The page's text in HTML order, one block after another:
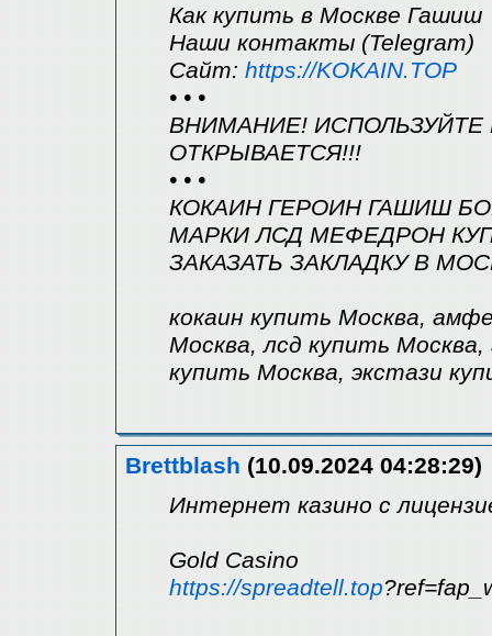
Как купить в Москве Гашиш
Наши контакты (Telegram)
Сайт: https://KOKAIN.TOP
• • •
ВНИМАНИЕ!
ОТКРЫВАЕТСЯ!!!
• • •
КОКАИН ГЕРОИН ГАШИШ
МАРКИ ЛСД МЕФЕДРОН
ЗАКАЗАТЬ ЗАКЛАДКУ В
кокаин купить Москва,
Москва, лсд купить
купить Москва, экстази
Brettblash (10.09.2024 04:28:29)
Интернет казино с
Gold Casino
https://spreadtell.top